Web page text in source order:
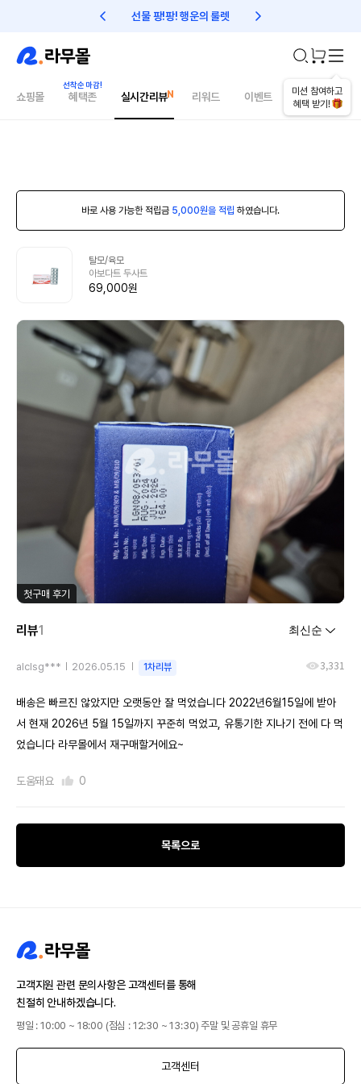
선물 팡!팡! 행운의 룰렛 친구초대 1만원 리워드!
미션 참여하고
혜택 받기!
쇼핑몰 혜택존 실시간리뷰 리워드 이벤트 건강매거진
바로 사용 가능한 적립금 5,000원을 적립 하였습니다.
탈모/육모
아보다트 두사트
69,000원
첫구매 후기
리뷰1
alclsg*** 2026.05.15 1차리뷰 3,331
배송은 빠르진 않았지만 오랫동안 잘 먹었습니다 2022년6월15일에 받아
서 현재 2026년 5월 15일까지 꾸준히 먹었고, 유통기한 지나기 전에 다 먹
었습니다 라무몰에서 재구매할거에요~
도움돼요 0
목록으로
고객지원 관련 문의사항은 고객센터를 통해
친절히 안내하겠습니다.
평일 : 10:00 ~ 18:00 (점심 : 12:30 ~ 13:30) 주말 및 공휴일 휴무
고객센터